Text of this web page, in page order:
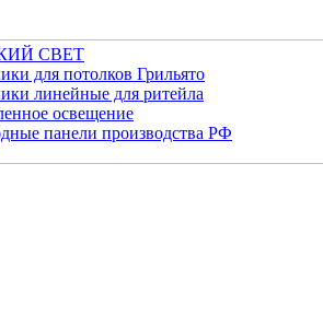
СВЕТ
для потолков Грильято
линейные для ритейла
освещение
панели производства РФ